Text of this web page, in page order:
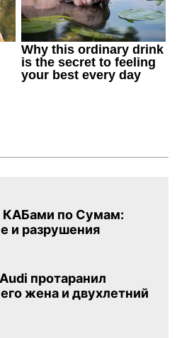
КАБами по Сумам:
и разрушения
протаранил
жена и двухлетний